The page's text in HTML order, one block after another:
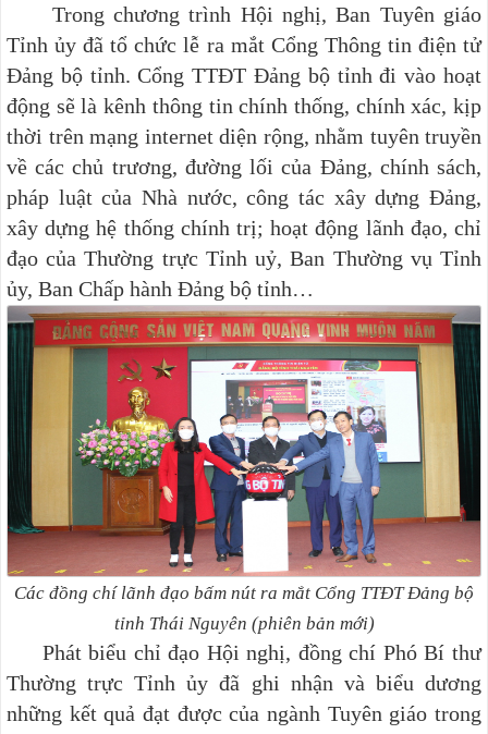
Trong chương trình Hội nghị, Ban Tuyên giáo
Tỉnh ủy đã tổ chức lễ ra mắt Cổng Thông tin điện tử
Đảng bộ tỉnh. Cổng TTĐT Đảng bộ tỉnh đi vào hoạt
động sẽ là kênh thông tin chính thống, chính xác, kịp
thời trên mạng internet diện rộng, nhằm tuyên truyền
về các chủ trương, đường lối của Đảng, chính sách,
pháp luật của Nhà nước, công tác xây dựng Đảng,
xây dựng hệ thống chính trị; hoạt động lãnh đạo, chỉ
đạo của Thường trực Tỉnh uỷ, Ban Thường vụ Tỉnh
ủy, Ban Chấp hành Đảng bộ tỉnh…
Các đồng chí lãnh đạo bấm nút ra mắt Cổng TTĐT Đảng bộ
tỉnh Thái Nguyên (phiên bản mới)
Phát biểu chỉ đạo Hội nghị, đồng chí Phó Bí thư
Thường trực Tỉnh ủy đã ghi nhận và biểu dương
những kết quả đạt được của ngành Tuyên giáo trong